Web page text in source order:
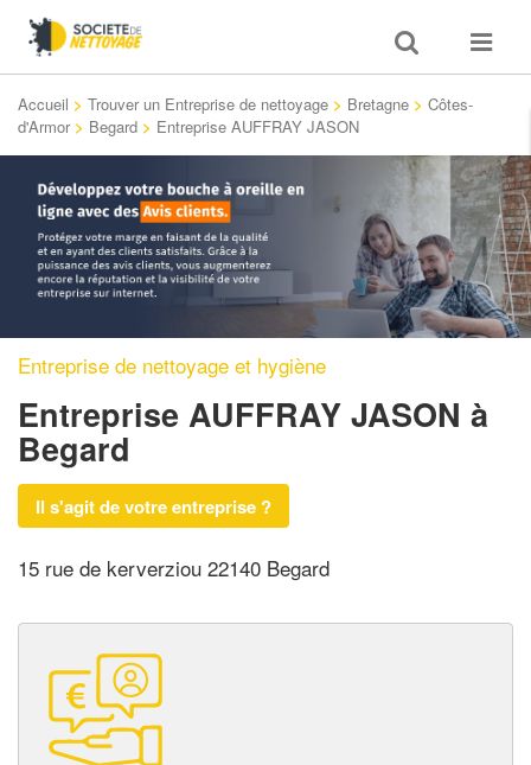
Toggle
search
Toggle
Accueil > Trouver un Entreprise de nettoyage > Bretagne > Côtes-
d'Armor > Begard > Entreprise AUFFRAY JASON
Entreprise de nettoyage et hygiène
Entreprise AUFFRAY JASON à
Begard
Il s'agit de votre entreprise ?
15 rue de kerverziou 22140 Begard